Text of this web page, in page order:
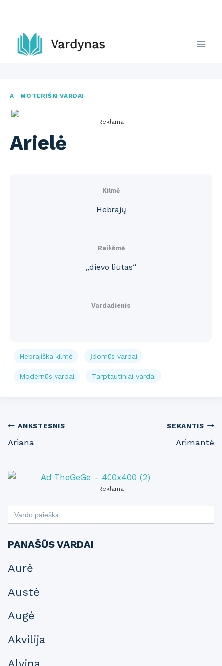
content
A | MOTERIŠKI VARDAI
Reklama
Arielė
Kilmė
Hebrajų
Reikšmė
„dievo liūtas“
Vardadienis
Hebrajiška kilmė Įdomūs vardai
Modernūs vardai Tarptautiniai vardai
Post
navigation
ANKSTESNIS
Ariana
SEKANTIS
Arimantė
Reklama
Search
for:
PANAŠŪS VARDAI
Aurė
Austė
Augė
Akvilija
Alvina